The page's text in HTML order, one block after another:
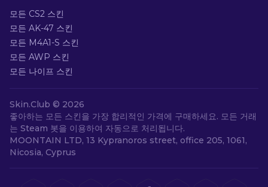
모든 CS2 스킨
모든 AK-47 스킨
모든 M4A1-S 스킨
모든 AWP 스킨
모든 나이프 스킨
Skin.Club © 2026
좋아하는 모든 스킨을 가장 합리적인 가격에 구매하세요. 모든 거래
는 Steam 봇을 이용하여 자동으로 처리됩니다.
MOONTAIN LTD, 13 Kypranoros street, office 205, 1061,
Nicosia, Cyprus